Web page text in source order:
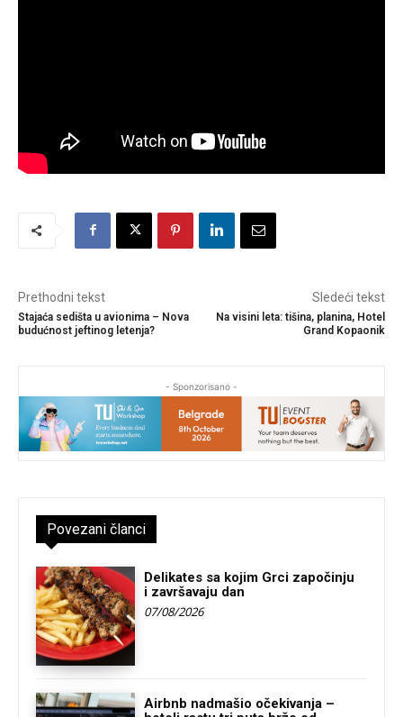
Prethodni tekst
Stajaća sedišta u avionima – Nova
budućnost jeftinog letenja?
Sledeći tekst
Na visini leta: tišina, planina, Hotel
Grand Kopaonik
- Sponzorisano -
Povezani članci
Delikates sa kojim Grci započinju
i završavaju dan
07/08/2026
Airbnb nadmašio očekivanja –